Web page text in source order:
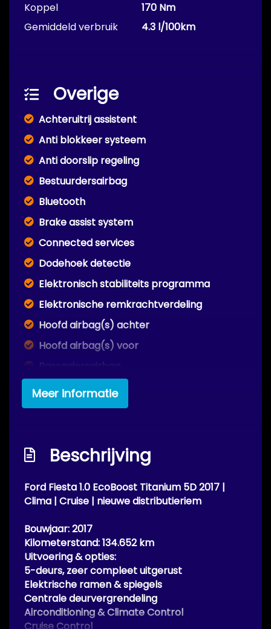
Koppel
170 Nm
Gemiddeld verbruik
4.3 l/100km
Overige
Achteruitrij assistent
Anti blokkeer systeem
Anti doorslip regeling
Bestuurdersairbag
Bluetooth
Brake assist system
Connected services
Dodehoek detectie
Elektronisch stabiliteits programma
Elektronische remkrachtverdeling
Hoofd airbag(s) achter
Hoofd airbag(s) voor
Passagiersairbag
Rijstrooksensor met correctie
Zij airbag(s) voor
Achterruitwisser
Buitenspiegel rechts
Buitenspiegels elektrisch inklapbaar
Buitenspiegels elektrisch verstel- en
verwarmbaar
Centrale vergrendeling met
afstandsbediening
Dimlichten automatisch
Led dagrijverlichting
Meer informatie
Beschrijving
Ford Fiesta 1.0 EcoBoost Titanium 5D 2017 |
Clima | Cruise | nieuwe distributieriem
Bouwjaar: 2017
Kilometerstand: 134.652 km
Uitvoering & opties:
5-deurs, zeer compleet uitgerust
Elektrische ramen & spiegels
Centrale deurvergrendeling
Airconditioning & Climate Control